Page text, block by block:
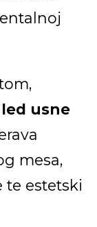
usne
mesa,
te estetski